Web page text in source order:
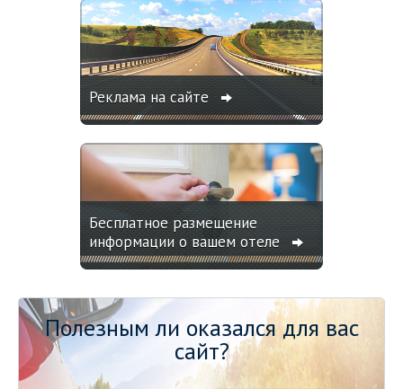
Реклама на сайте
Бесплатное размещение
информации о вашем отеле
Полезным ли оказался для вас
сайт?